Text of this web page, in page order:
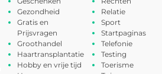
Gezondheid
Gratis en
Prijsvragen
Groothandel
Haartransplantatie
Hobby en vrije tijd
Relatie
Sport
Startpaginas
Telefonie
Testing
Toerisme